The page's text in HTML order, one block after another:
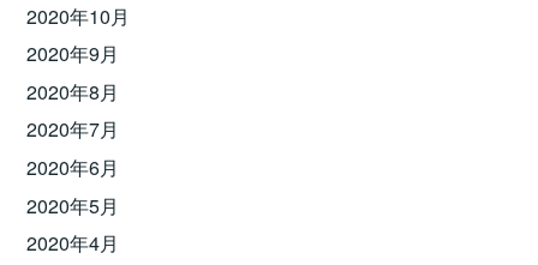
2020年10月
2020年9月
2020年8月
2020年7月
2020年6月
2020年5月
2020年4月